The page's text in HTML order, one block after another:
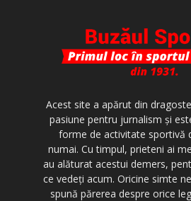
Acest site a apărut din
pasiune pentru jurnalism şi
forme de activitate sportivă
numai. Cu timpul, prieteni ai
au alăturat acestui demers,
ce vedeţi acum. Oricine simte
spună părerea despre orice